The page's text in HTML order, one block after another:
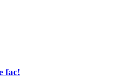
fac!